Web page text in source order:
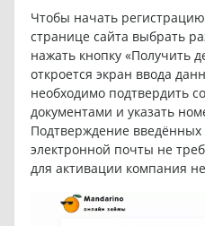
Чтобы начать
странице сайта выбрать
нажать кнопку «Получить
откроется экран ввода
необходимо подтвердить
документами и указать
Подтверждение
электронной почты не
для активации компания